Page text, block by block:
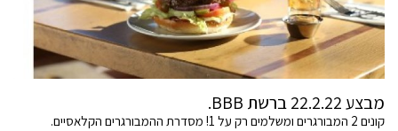
מבצע 22.2.22 ברשת BBB.
קונים 2 המבורגרים ומשלמים רק על 1! מסדרת ההמבורגרים הקלאסיים.